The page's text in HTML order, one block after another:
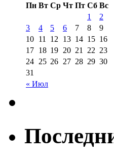
Пн Вт Ср Чт Пт Сб Вс
« Июл
1
2
3
4 5 6 7 8
9
10 11 12 13 14 15 16
17 18 19 20 21 22 23
24 25 26 27 28 29 30
31